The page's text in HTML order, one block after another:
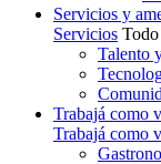
Servicios y
Servicios Todo
Talento
Trabajá como
Trabajá como